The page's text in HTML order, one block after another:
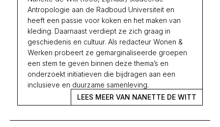
Antropologie aan de Radboud Universiteit en
heeft een passie voor koken en het maken van
kleding. Daarnaast verdiept ze zich graag in
geschiedenis en cultuur. Als redacteur Wonen &
Werken probeert ze gemarginaliseerde groepen
een stem te geven binnen deze thema’s en
onderzoekt initiatieven die bijdragen aan een
inclusieve en duurzame samenleving.
LEES MEER VAN NANETTE DE WITT